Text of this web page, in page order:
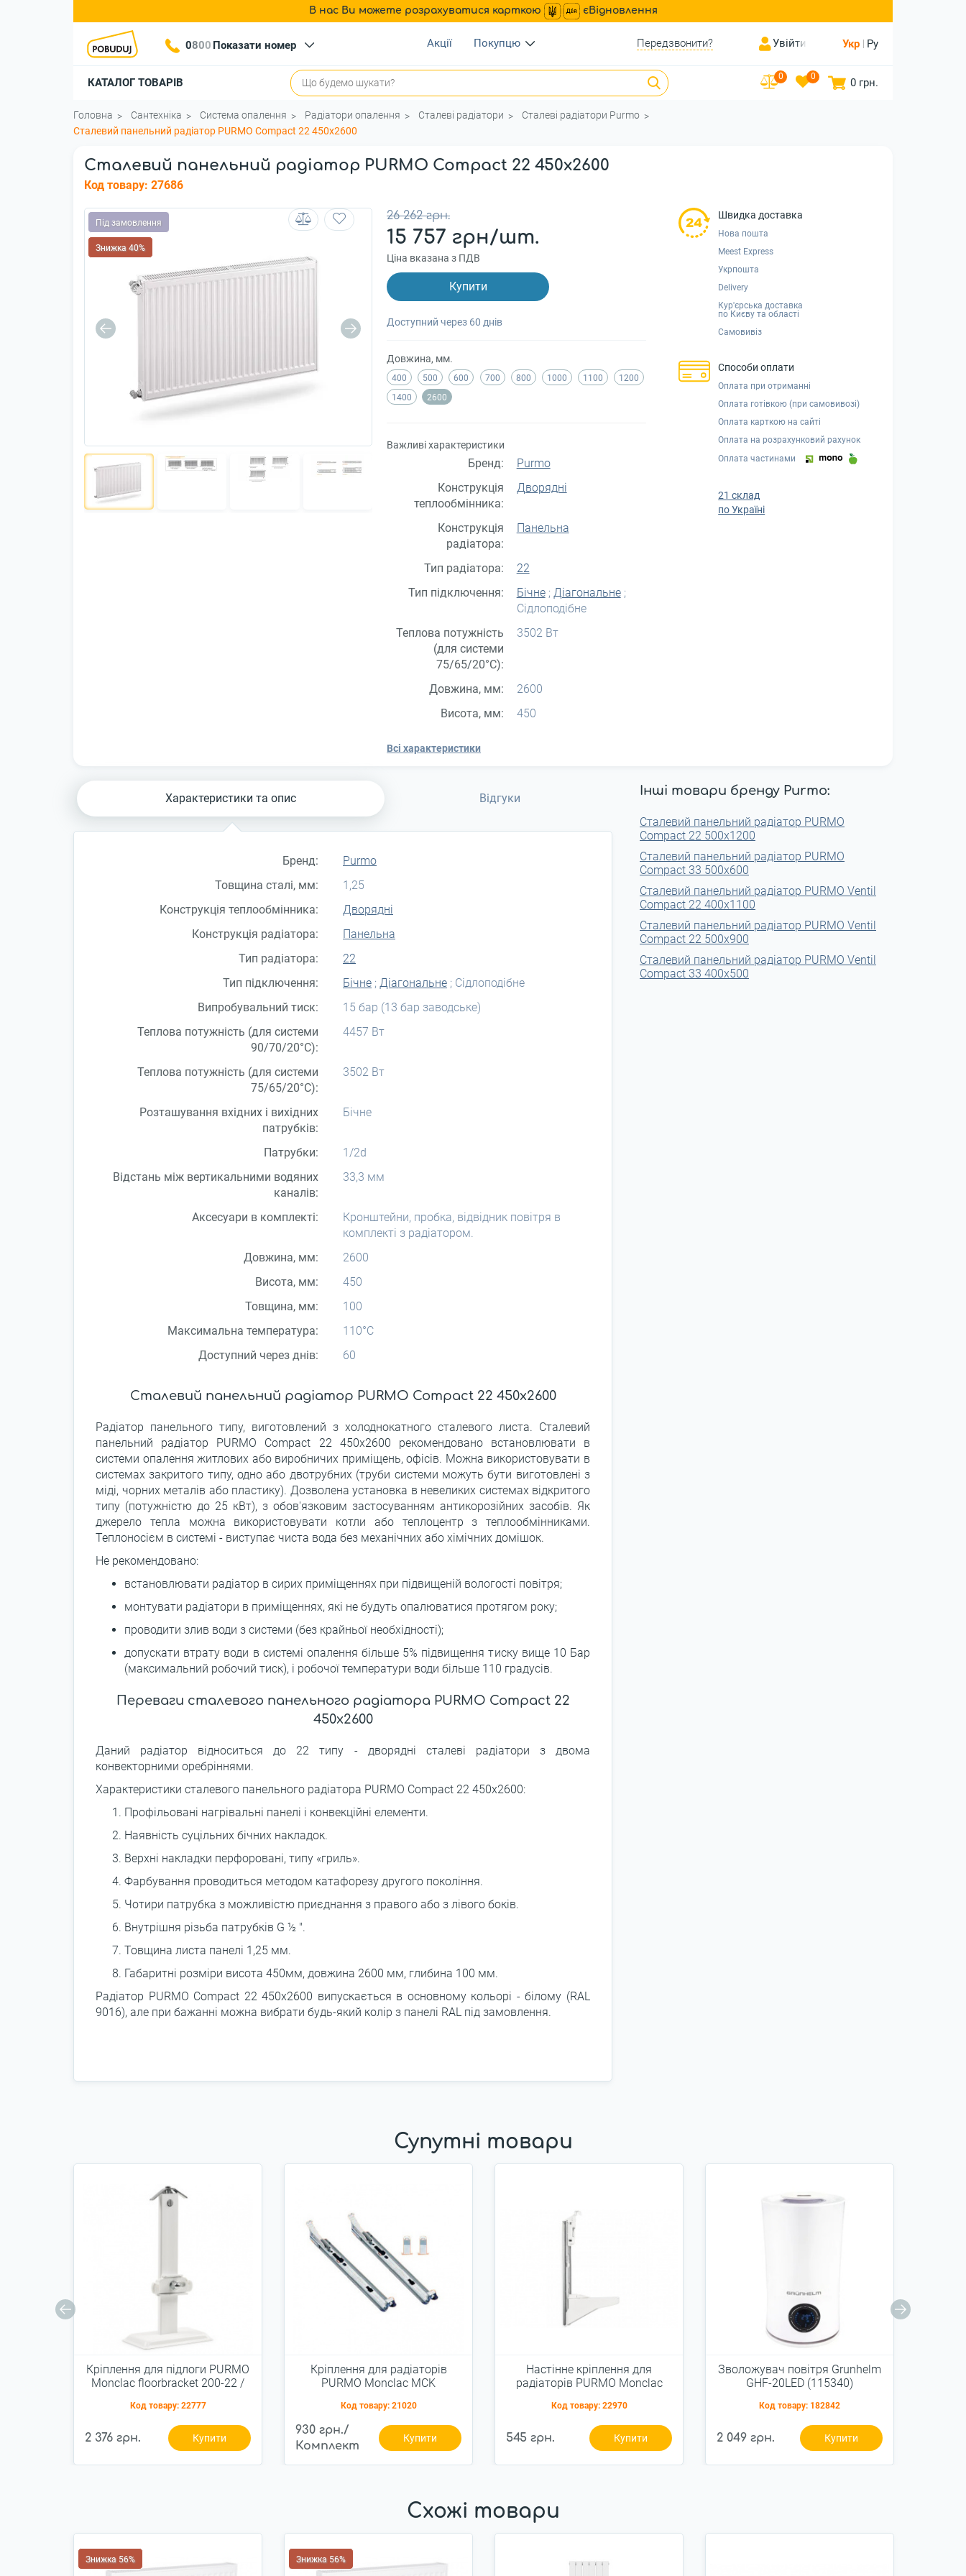
В нас Ви можете розрахуватися карткою єВідновлення
0800 Показати номер Акції Покупцю Передзвонити? Увійти Укр Ру
КАТАЛОГ ТОВАРІВ 0 0 0 грн.
Головна Сантехніка Система опалення Радіатори опалення Сталеві радіатори
Сталеві радіатори Purmo
Сталевий панельний радіатор PURMO Compact 22 450x2600
Сталевий панельний радіатор PURMO Compact 22 450x2600
Код товару: 27686
Під замовлення
Знижка 40%
26 262 грн.
15 757 грн/шт.
Ціна вказана з ПДВ
Купити
Доступний через 60 днів
Довжина, мм.
400 500 600 700 800 1000 1100
1200
1400
2600
Важливі характеристики
Бренд:
Purmo
Конструкція
теплообмінника:
Дворядні
Конструкція
радіатора:
Панельна
Тип радіатора:
22
Тип підключення:
Бічне; Діагональне;
Сідлоподібне
Теплова потужність
(для системи
75/65/20°С):
3502 Вт
Довжина, мм:
2600
Висота, мм:
450
Всі характеристики
Швидка доставка
Нова пошта
Meest Express
Укрпошта
Delivery
Кур'єрська доставка
по Києву та області
Самовивіз
Способи оплати
Оплата при отриманні
Оплата готівкою (при самовивозі)
Оплата карткою на сайті
Оплата на розрахунковий рахунок
Оплата частинами
21 склад
по Україні
Характеристики та опис Відгуки
Бренд:
Purmo
Товщина сталі, мм:
1,25
Конструкція теплообмінника:
Дворядні
Конструкція радіатора:
Панельна
Тип радіатора:
22
Тип підключення:
Бічне ; Діагональне ; Сідлоподібне
Випробувальний тиск:
15 бар (13 бар заводське)
Теплова потужність (для системи
90/70/20°С):
4457 Вт
Теплова потужність (для системи
75/65/20°С):
3502 Вт
Розташування вхідних і вихідних
патрубків:
Бічне
Патрубки:
1/2d
Відстань між вертикальними водяних
каналів:
33,3 мм
Аксесуари в комплекті:
Кронштейни, пробка, відвідник повітря в
комплекті з радіатором.
Довжина, мм:
2600
Висота, мм:
450
Товщина, мм:
100
Максимальна температура:
110°С
Доступний через днів:
60
Сталевий панельний радіатор PURMO Compact 22 450x2600
Радіатор панельного типу, виготовлений з холоднокатного сталевого листа. Сталевий
панельний радіатор PURMO Compact 22 450x2600 рекомендовано встановлювати в
системи опалення житлових або виробничих приміщень, офісів. Можна використовувати в
системах закритого типу, одно або двотрубних (труби системи можуть бути виготовлені з
міді, чорних металів або пластику). Дозволена установка в невеликих системах відкритого
типу (потужністю до 25 кВт), з обов'язковим застосуванням антикорозійних засобів. Як
джерело тепла можна використовувати котли або теплоцентр з теплообмінниками.
Теплоносієм в системі - виступає чиста вода без механічних або хімічних домішок.
Не рекомендовано:
встановлювати радіатор в сирих приміщеннях при підвищеній вологості повітря;
монтувати радіатори в приміщеннях, які не будуть опалюватися протягом року;
проводити злив води з системи (без крайньої необхідності);
допускати втрату води в системі опалення більше 5% підвищення тиску вище 10 Бар
(максимальний робочий тиск), і робочої температури води більше 110 градусів.
Переваги сталевого панельного радіатора PURMO Compact 22
450x2600
Даний радіатор відноситься до 22 типу - дворядні сталеві радіатори з двома
конвекторними оребріннями.
Характеристики сталевого панельного радіатора PURMO Compact 22 450x2600:
Профільовані нагрівальні панелі і конвекційні елементи.
Наявність суцільних бічних накладок.
Верхні накладки перфоровані, типу «гриль».
Фарбування проводиться методом катафорезу другого покоління.
Чотири патрубка з можливістю приєднання з правого або з лівого боків.
Внутрішня різьба патрубків G ½ ".
Товщина листа панелі 1,25 мм.
Габаритні розміри висота 450мм, довжина 2600 мм, глибина 100 мм.
Радіатор PURMO Compact 22 450х2600 випускається в основному кольорі - білому (RAL
9016), але при бажанні можна вибрати будь-який колір з панелі RAL під замовлення.
Інші товари бренду Purmo:
Сталевий панельний радіатор PURMO
Compact 22 500x1200
Сталевий панельний радіатор PURMO
Compact 33 500x600
Сталевий панельний радіатор PURMO Ventil
Compact 22 400x1100
Сталевий панельний радіатор PURMO Ventil
Compact 22 500x900
Сталевий панельний радіатор PURMO Ventil
Compact 33 400x500
Супутні товари
Кріплення для підлоги PURMO
Monclac floorbracket 200-22 /
Код товару: 22777
2 376 грн. Купити
Кріплення для радіаторів
PURMO Monclac MCK
Код товару: 21020
930 грн./
Комплект
Купити
Настінне кріплення для
радіаторів PURMO Monclac
Код товару: 22970
545 грн. Купити
Зволожувач повітря Grunhelm
GHF-20LED (115340)
Код товару: 182842
2 049 грн. Купити
Схожі товари
Знижка 56% Знижка 56%